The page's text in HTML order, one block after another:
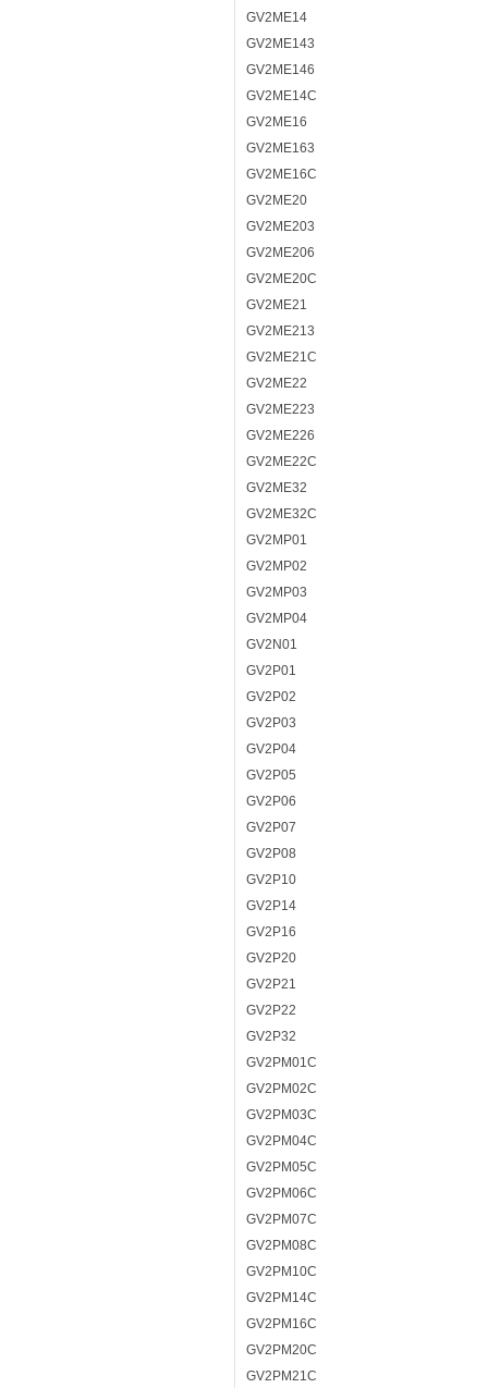
GV2ME14
GV2ME143
GV2ME146
GV2ME14C
GV2ME16
GV2ME163
GV2ME16C
GV2ME20
GV2ME203
GV2ME206
GV2ME20C
GV2ME21
GV2ME213
GV2ME21C
GV2ME22
GV2ME223
GV2ME226
GV2ME22C
GV2ME32
GV2ME32C
GV2MP01
GV2MP02
GV2MP03
GV2MP04
GV2N01
GV2P01
GV2P02
GV2P03
GV2P04
GV2P05
GV2P06
GV2P07
GV2P08
GV2P10
GV2P14
GV2P16
GV2P20
GV2P21
GV2P22
GV2P32
GV2PM01C
GV2PM02C
GV2PM03C
GV2PM04C
GV2PM05C
GV2PM06C
GV2PM07C
GV2PM08C
GV2PM10C
GV2PM14C
GV2PM16C
GV2PM20C
GV2PM21C